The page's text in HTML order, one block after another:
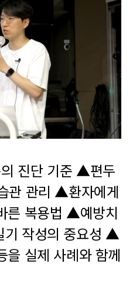
진단 기준 ▲편두
관 관리 ▲환자에게
른 복용법 ▲예방치
작성의 중요성 ▲
을 실제 사례와 함께